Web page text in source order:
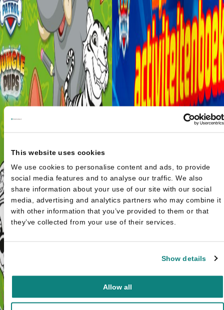
This website uses cookies
We use cookies to personalise content and ads, to provide
social media features and to analyse our traffic. We also
share information about your use of our site with our social
media, advertising and analytics partners who may combine it
with other information that you’ve provided to them or that
they’ve collected from your use of their services.
Show details
Allow all